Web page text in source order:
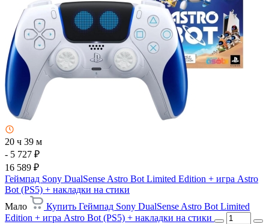
20 ч 39 м
- 5 727 ₽
16 589 ₽
Геймпад Sony DualSense Astro Bot Limited Edition + игра Astro
Bot (PS5) + накладки на стики
Мало
Купить Геймпад Sony DualSense Astro Bot Limited
Edition + игра Astro Bot (PS5) + накладки на стики